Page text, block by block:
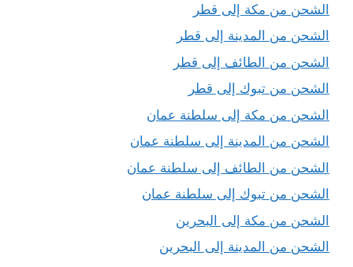
الشحن من مكة إلى قطر
الشحن من المدينة إلى قطر
الشحن من الطائف إلى قطر
الشحن من تبوك إلى قطر
الشحن من مكة إلى سلطنة عمان
الشحن من المدينة إلى سلطنة عمان
الشحن من الطائف إلى سلطنة عمان
الشحن من تبوك إلى سلطنة عمان
الشحن من مكة إلى البحرين
الشحن من المدينة إلى البحرين